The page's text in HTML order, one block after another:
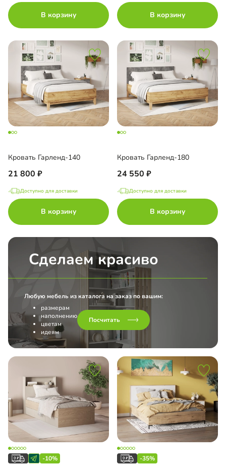
В корзину В корзину
Кровать Гарленд-140
21 800
Доступно для доставки
В корзину
Кровать Гарленд-180
24 550
Доступно для доставки
В корзину
Сделаем красиво
Любую мебель из каталога на заказ по вашим:
размерам
наполнению
цветам
идеям
Посчитать
-10% -35%